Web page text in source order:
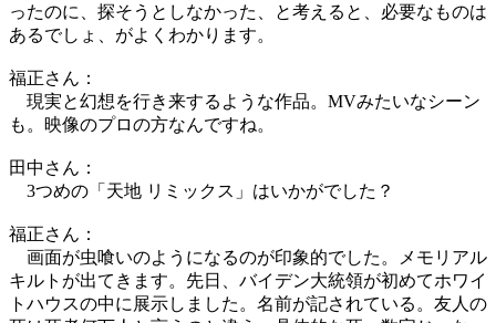
ったのに、探そうとしなかった、と考えると、必要なものは
あるでしょ、がよくわかります。
福正さん：
現実と幻想を行き来するような作品。MVみたいなシーン
も。映像のプロの方なんですね。
田中さん：
3つめの「天地 リミックス」はいかがでした？
福正さん：
画面が虫喰いのようになるのが印象的でした。メモリアル
キルトが出てきます。先日、バイデン大統領が初めてホワイ
トハウスの中に展示しました。名前が記されている。友人の